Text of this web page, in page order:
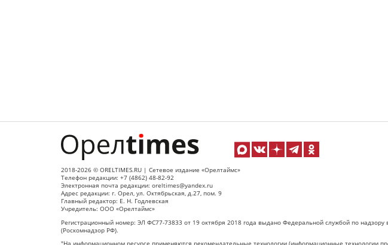
2018-2026 © ORELTIMES.RU | Сетевое издание «Орелтаймс»
Телефон редакции: +7 (4862) 48-82-92
Электронная почта редакции: oreltimes@yandex.ru
Адрес редакции: г. Орел, ул. Октябрьская, д.27, пом. 9
Главный редактор: Е. Н. Годлевская
Учредитель: ООО «Орелтаймс»
Регистрационный номер: ЭЛ ФС77-73833 от 19 октября 2018 года выдано Федеральной службой по надзору
(Роскомнадзор РФ).